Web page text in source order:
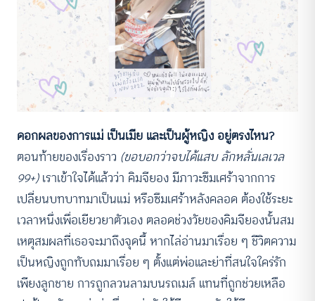
ดอกผลของการแม่ เป็นเมีย และเป็นผู้หญิง อยู่ตรงไหน?
ตอนท้ายของเรื่องราว (ขอบอกว่าจบได้แสบ ลักหลั่นเลเวล
99+)เราเข้าใจได้แล้วว่า คิมจียอง มีภาวะซึมเศร้าจากการ
เปลี่ยนบทบาทมาเป็นแม่ หรือซึมเศร้าหลังคลอด ต้องใช้ระยะ
เวลาหนึ่งเพื่อเยียวยาตัวเอง ตลอดช่วงวัยของคิมจียองนั้นสม
เหตุสมผลที่เธอจะมาถึงจุดนี้ หากไล่อ่านมาเรื่อย ๆ ชีวิตความ
เป็นหญิงถูกทับถมมาเรื่อย ๆ ตั้งแต่พ่อและย่าที่สนใจใคร่รัก
เพียงลูกชาย การถูกลวนลามบนรถเมล์ แทนที่ถูกช่วยเหลือ